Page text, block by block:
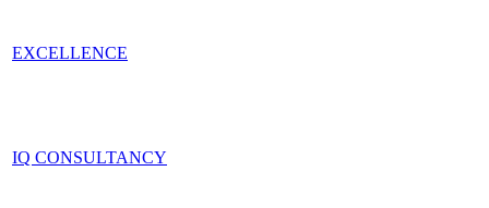
EXCELLENCE
IQ CONSULTANCY